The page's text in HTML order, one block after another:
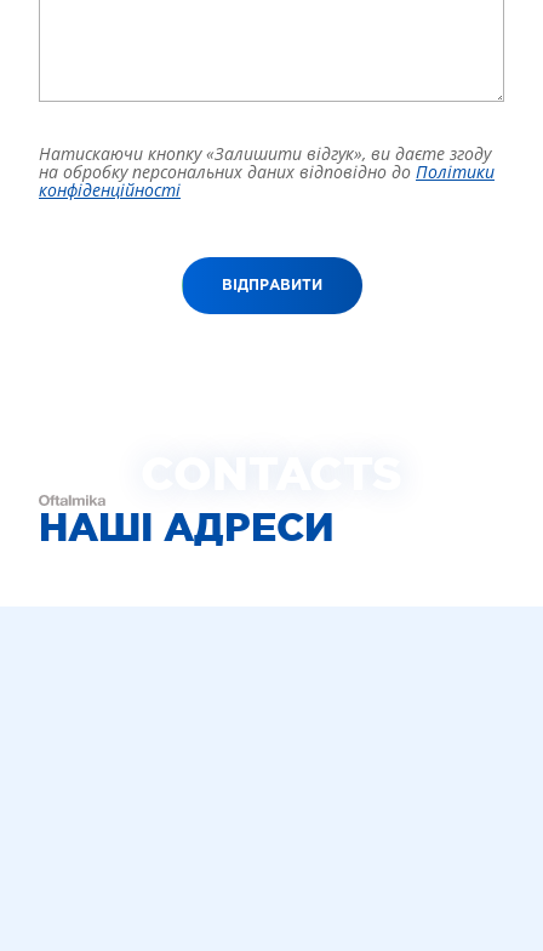
Натискаючи кнопку «Залишити відгук», ви даєте згоду
на обробку персональних даних відповідно до Політики
конфіденційності
ВІДПРАВИТИ
НАШІ АДРЕСИ